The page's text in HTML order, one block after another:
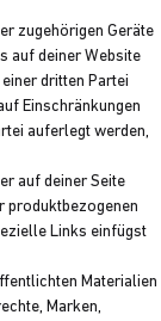
zugehörigen Geräte
auf deiner Website
dritten Partei
Einschränkungen
auferlegt werden,
auf deiner Seite
produktbezogenen
Links einfügst
Materialien
Marken,